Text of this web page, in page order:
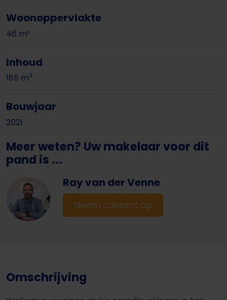
Woonoppervlakte
46 m²
Inhoud
165 m3
Bouwjaar
2021
Meer weten? Uw makelaar voor dit
pand is ...
Ray van der Venne
Neem contact op
Omschrijving